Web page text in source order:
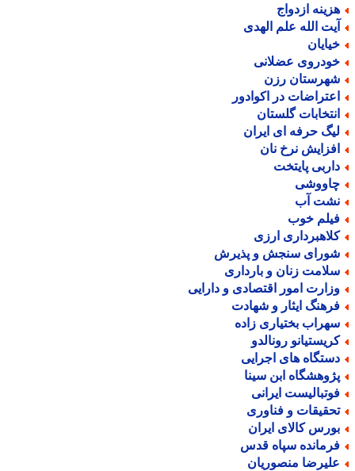
ازدواج
الله علم الهدی
عضلانی
رزن
در اکوادور
گلستان
حرفه ای ایران
نرخ نان
پایتخت
آب
خوب
ارزی
سنجش و پذیرش
زنان و بارداری
امور اقتصادی و دارایی
ایثار و شهادت
بختیاری زاده
رونالدو
های اجرایی
ابن سینا
ایرانی
و فناوری
کالای ایران
سپاه قدس
منصوریان